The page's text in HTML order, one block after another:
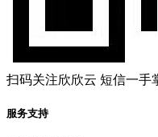
扫码关注欣欣云 短信一手
服务支持